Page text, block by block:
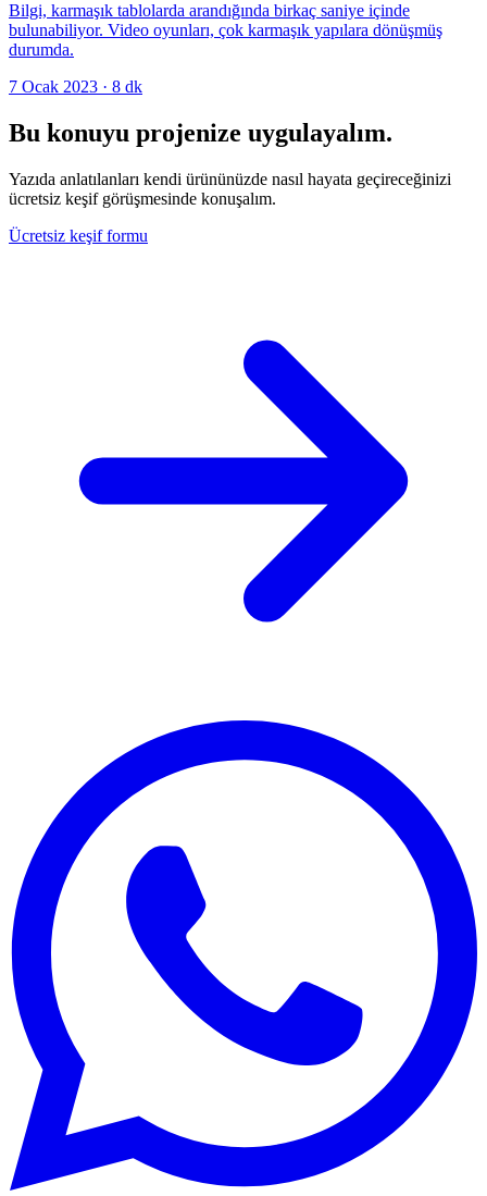
Bilgi, karmaşık tablolarda arandığında birkaç saniye içinde
bulunabiliyor. Video oyunları, çok karmaşık yapılara dönüşmüş
durumda.
7 Ocak 2023 · 8 dk
Bu konuyu projenize uygulayalım.
Yazıda anlatılanları kendi ürününüzde nasıl hayata geçireceğinizi
ücretsiz keşif görüşmesinde konuşalım.
Ücretsiz keşif formu